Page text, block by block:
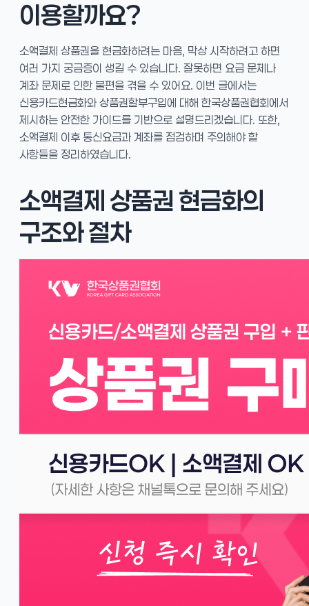
이용할까요?
소액결제 상품권을 현금화하려는 마음, 막상 시작하려고 하면
여러 가지 궁금증이 생길 수 있습니다. 잘못하면 요금 문제나
계좌 문제로 인한 불편을 겪을 수 있어요. 이번 글에서는
신용카드현금화와 상품권할부구입에 대해 한국상품권협회에서
제시하는 안전한 가이드를 기반으로 설명드리겠습니다. 또한,
소액결제 이후 통신요금과 계좌를 점검하며 주의해야 할
사항들을 정리하였습니다.
소액결제 상품권 현금화의
구조와 절차